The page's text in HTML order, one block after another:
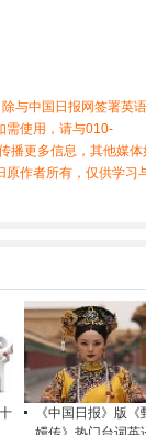
与中国日报网签署英
需使用，请与010-
播更多信息，其他媒体
原作者所有，仅供学习
《中国日报》版《